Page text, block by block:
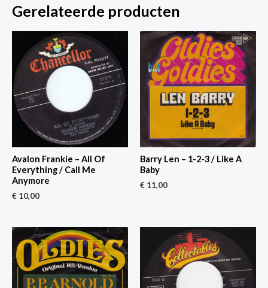
Jig
A
aantal
Gerelateerde producten
Avalon Frankie – All Of
Everything / Call Me
Anymore
€ 10,00
Barry Len – 1-2-3 / Like A
Baby
€ 11,00